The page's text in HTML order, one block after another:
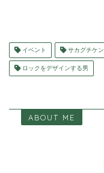
イベント サカグチケン
ロックをデザインする男
ABOUT ME